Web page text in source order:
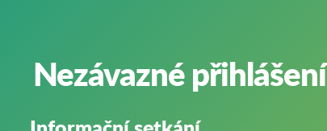
Nezávazné přihlášení